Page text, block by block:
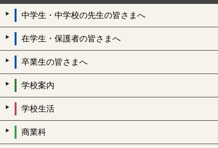
中学生・中学校の先生の皆さまへ
在学生・保護者の皆さまへ
卒業生の皆さまへ
学校案内
学校生活
商業科